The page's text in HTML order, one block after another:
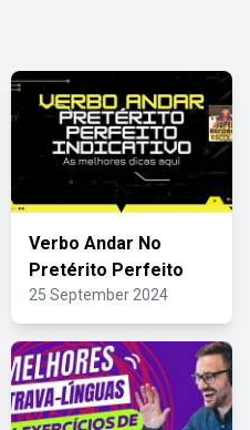
Verbo Andar No
Pretérito Perfeito
25 September 2024